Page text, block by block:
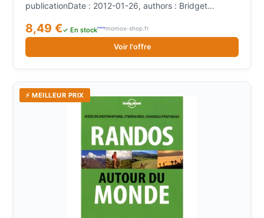
publicationDate : 2012-01-26, authors : Bridget
Hélion-Guerrini, languages : french, ISBN : 2816120775
8,49 €✓ En stock momox-shop.fr
Voir l'offre
⚡ MEILLEUR PRIX